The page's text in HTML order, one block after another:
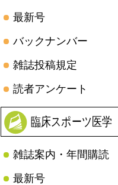
最新号
バックナンバー
雑誌投稿規定
読者アンケート
臨床スポーツ医学
雑誌案内・年間購読
最新号